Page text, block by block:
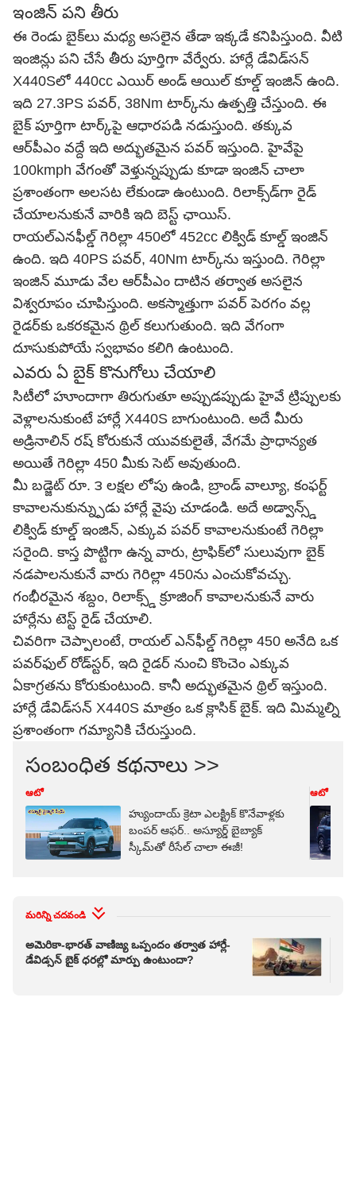
ఇంజిన్ పని తీరు
ఈ రెండు బైక్‌లు మధ్య అసలైన తేడా ఇక్కడే కనిపిస్తుంది. వీటి
ఇంజిన్లు పని చేసే తీరు పూర్తిగా వేర్వేరు. హార్లే డేవిడ్‌సన్
X440Sలో 440cc ఎయిర్‌ అండ్ ఆయిల్ కూల్డ్‌ ఇంజిన్ ఉంది.
ఇది 27.3PS పవర్‌, 38Nm టార్క్‌ను ఉత్పత్తి చేస్తుంది. ఈ
బైక్‌ పూర్తిగా టార్క్‌పై ఆధారపడి నడుస్తుంది. తక్కువ
ఆర్‌పీఎం వద్దే ఇది అద్భుతమైన పవర్‌ ఇస్తుంది. హైవేపై
100kmph వేగంతో వెళ్తున్నప్పుడు కూడా ఇంజిన్ చాలా
ప్రశాంతంగా అలసట లేకుండా ఉంటుంది. రిలాక్స్‌డ్‌గా రైడ్‌
చేయాలనుకునే వారికి ఇది బెస్ట్ ఛాయిస్‌.
రాయల్‌ఎన‌ఫీల్డ్ గెరిల్లా 450లో 452cc లిక్విడ్ కూల్డ్ ఇంజిన్
ఉంది. ఇది 40PS పవర్‌, 40Nm టార్క్‌ను ఇస్తుంది. గెరిల్లా
ఇంజిన్ మూడు వేల ఆర్‌పీఎం దాటిన తర్వాత అసలైన
విశ్వరూపం చూపిస్తుంది. అకస్మాత్తుగా పవర్ పెరగం వల్ల
రైడర్‌కు ఒకరకమైన థ్రిల్ కలుగుతుంది. ఇది వేగంగా
దూసుకుపోయే స్వభావం కలిగి ఉంటుంది.
ఎవరు ఏ బైక్ కొనుగోలు చేయాలి
సిటీలో హూందాగా తిరుగుతూ అప్పుడప్పుడు హైవే ట్రిప్పులకు
వెళ్లాలనుకుంటే హార్లే X440S బాగుంటుంది. అదే మీరు
అడ్రినాలిన్ రష్ కోరుకునే యువకులైతే, వేగమే ప్రాధాన్యత
అయితే గెరిల్లా 450 మీకు సెట్ అవుతుంది.
మీ బడ్జెట్‌ రూ. ౩ లక్షల లోపు ఉండి, బ్రాండ్ వాల్యూ, కంఫర్ట్
కావాలనుకున్న్పుడు హార్లే వైపు చూడండి. అదే అడ్వాన్స్డ్‌
లిక్విడ్ కూల్డ్ ఇంజిన్, ఎక్కువ పవర్ కావాలనుకుంటే గెరిల్లా
సరైంది. కాస్త పొట్టిగా ఉన్న వారు, ట్రాఫిక్‌లో సులువుగా బైక్
నడపాలనుకునే వారు గెరిల్లా 450ను ఎంచుకోవచ్చు.
గంభీరమైన శబ్దం, రిలాక్స్డ్‌ క్రూజింగ్ కావాలనుకునే వారు
హార్లేను టెస్ట్ రైడ్ చేయాలి.
చివరిగా చెప్పాలంటే, రాయల్ ఎన్‌ఫీల్డ్ గెరిల్లా 450 అనేది ఒక
పవర్‌ఫుల్ రోడ్‌స్టర్, ఇది రైడర్‌ నుంచి కొంచెం ఎక్కువ
ఏకాగ్రతను కోరుకుంటుంది. కానీ అద్భుతమైన థ్రిల్ ఇస్తుంది.
హార్లే డేవిడ్‌సన్ X440S మాత్రం ఒక క్లాసిక్ బైక్. ఇది మిమ్మల్ని
ప్రశాంతంగా గమ్యానికి చేరుస్తుంది.
సంబంధిత కథనాలు >>
ఆటో
హ్యుందాయ్ క్రెటా ఎలక్ట్రిక్‌ కొనేవాళ్లకు
బంపర్‌ ఆఫర్‌.. అస్యూర్డ్ బైబ్యాక్
స్కీమ్‌తో రీసేల్‌ చాలా ఈజీ!
ఆటో
మరిన్ని చదవండి
అమెరికా-భారత్ వాణిజ్య ఒప్పందం తర్వాత హార్లే-
డేవిడ్సన్ బైక్‌ ధరల్లో మార్పు ఉంటుందా?